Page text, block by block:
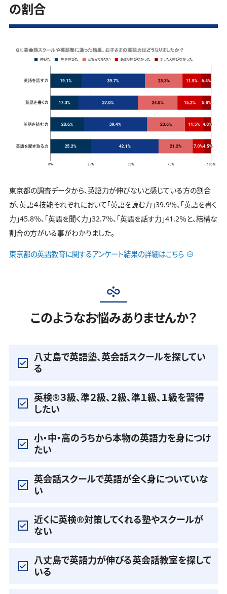
の割合
東京都の調査データから、英語力が伸びないと感じている方の割合
が、英語４技能それぞれにおいて「英語を読む力」39.9％、「英語を書く
力」45.8％、「英語を聞く力」32.7％、「英語を話す力」41.2％と、結構な
割合の方がいる事がわかりました。
東京都の英語教育に関するアンケート結果の詳細はこちら
このようなお悩みありませんか？
八丈島で英語塾、英会話スクールを探してい
る
英検®️３級、準２級、２級、準１級、１級を習得
したい
小・中・高のうちから本物の英語力を身につけ
たい
英会話スクールで英語が全く身についていな
い
近くに英検®️対策してくれる塾やスクールが
ない
八丈島で英語力が伸びる英会話教室を探して
いる